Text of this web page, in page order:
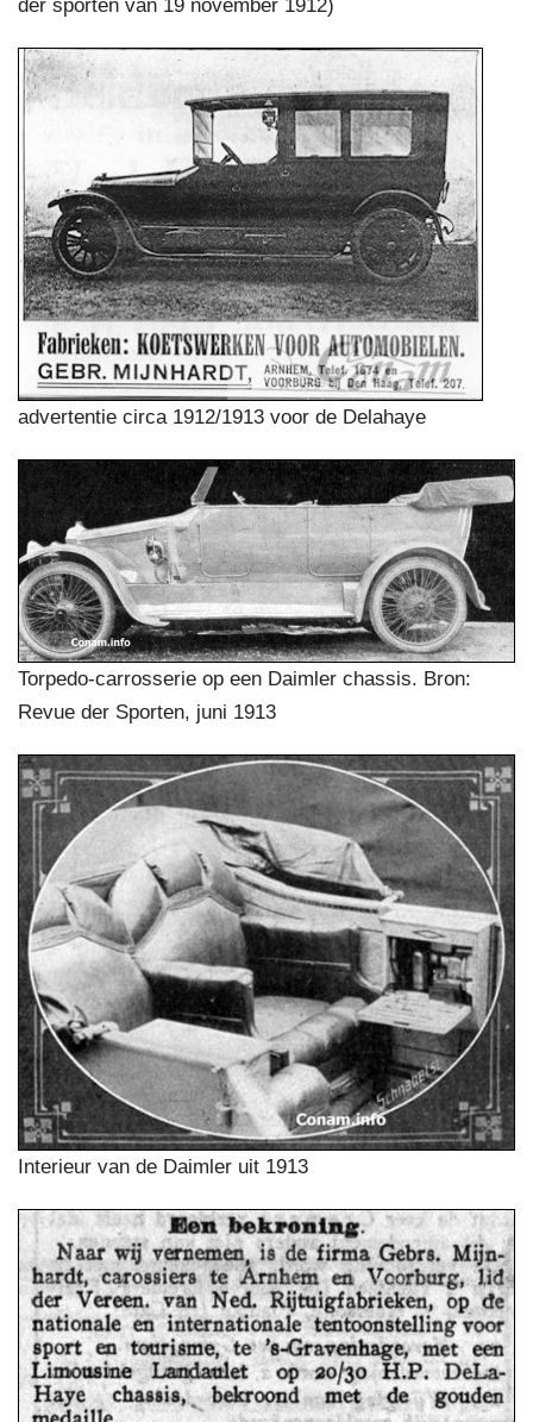
der sporten van 19 november 1912)
advertentie circa 1912/1913 voor de Delahaye
Torpedo-carrosserie op een Daimler chassis. Bron:
Revue der Sporten, juni 1913
Interieur van de Daimler uit 1913